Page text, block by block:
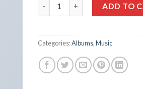
ADD TO
Categories:Albums,Music